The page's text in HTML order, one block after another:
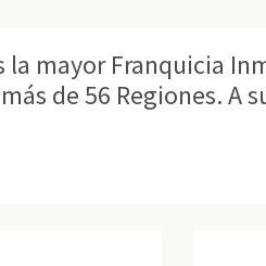
la mayor Franquicia
de 56 Regiones. A